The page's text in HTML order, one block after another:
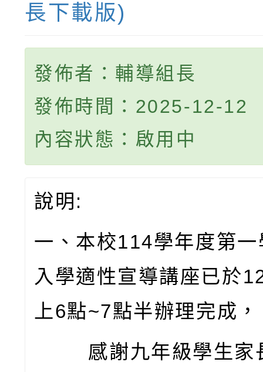
長下載版)
發佈者：輔導組長
發佈時間：2025-12-12
內容狀態：啟用中
說明:
一、本校114學年度第
入學適性宣導講座已於
上6點~7點半辦理完成，
感謝九年級學生家